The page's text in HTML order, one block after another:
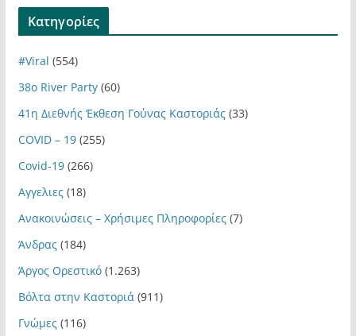
Kατηγορίες
#Viral (554)
38ο River Party(60)
41η Διεθνής Έκθεση Γούνας Καστοριάς(33)
COVID – 19(255)
Covid-19(266)
Αγγελιες(18)
Ανακοινώσεις – Χρήσιμες Πληροφορίες(7)
Άνδρας(184)
Άργος Ορεστικό(1.263)
Βόλτα στην Καστοριά (911)
Γνώμες(116)